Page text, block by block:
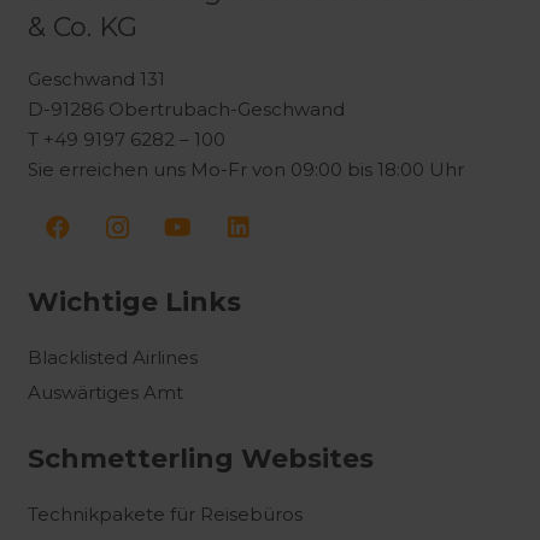
& Co. KG
Geschwand 131
D-91286 Obertrubach-Geschwand
T +49 9197 6282 – 100
Sie erreichen uns Mo-Fr von 09:00 bis 18:00 Uhr
Wichtige Links
Blacklisted Airlines
Auswärtiges Amt
Schmetterling Websites
Technikpakete für Reisebüros